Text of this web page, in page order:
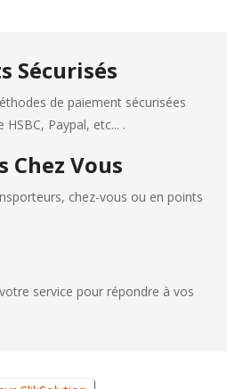
Sécurisés
de paiement sécurisées
HSBC, Paypal, etc... .
Chez Vous
chez-vous ou en points
service pour répondre à vos